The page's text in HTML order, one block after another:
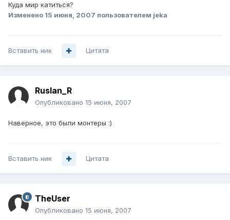
Куда мир катиться?
Изменено 15 июня, 2007 пользователем jeka
Вставить ник Цитата
Ruslan_R
Опубликовано 15 июня, 2007
Наверное, это были монтеры :)
Вставить ник Цитата
TheUser
Опубликовано 15 июня, 2007